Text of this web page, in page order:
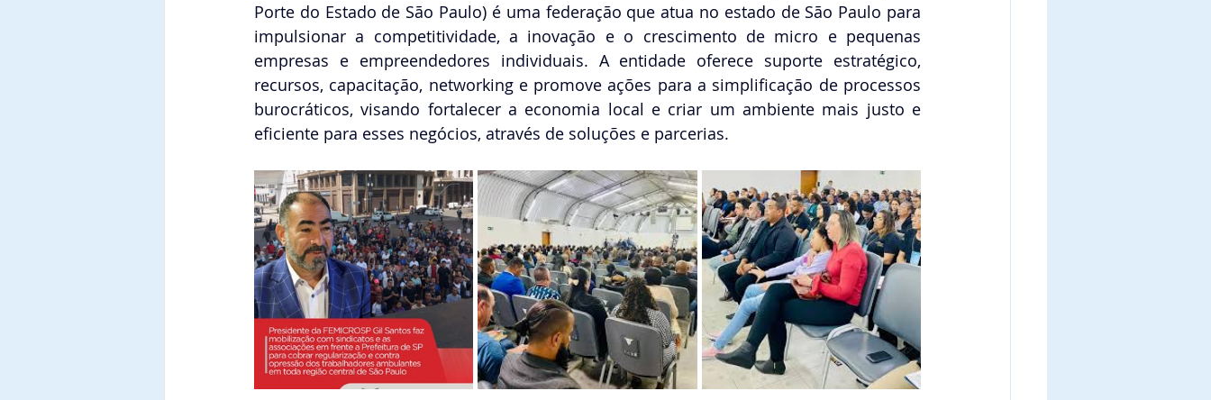
Porte do Estado de São Paulo) é uma federação que atua no estado de São Paulo para
impulsionar a competitividade, a inovação e o crescimento de micro e pequenas
empresas e empreendedores individuais. A entidade oferece suporte estratégico,
recursos, capacitação, networking e promove ações para a simplificação de processos
burocráticos, visando fortalecer a economia local e criar um ambiente mais justo e
eficiente para esses negócios, através de soluções e parcerias.